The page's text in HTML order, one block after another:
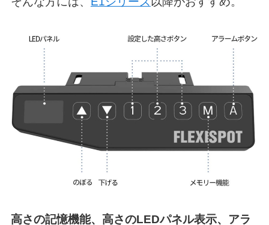
高さの記憶機能、高さのLEDパネル表示、アラ